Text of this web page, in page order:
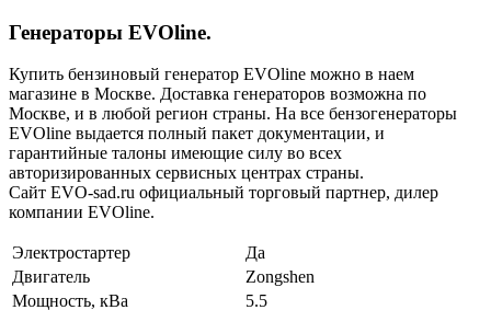
Генераторы EVOline.
Купить бензиновый генератор EVOline можно в наем
магазине в Москве. Доставка генераторов возможна по
Москве, и в любой регион страны. На все бензогенераторы
EVOline выдается полный пакет документации, и
гарантийные талоны имеющие силу во всех
авторизированных сервисных центрах страны.
Сайт EVO-sad.ru официальный торговый партнер, дилер
компании EVOline.
Электростартер
Да
Двигатель
Zongshen
Мощность, кВа
5.5